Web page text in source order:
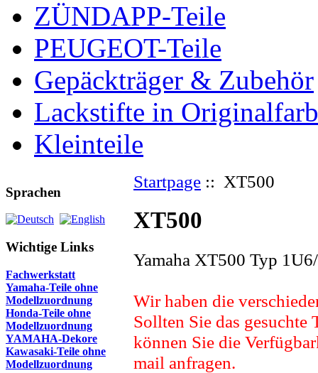
ZÜNDAPP-Teile
PEUGEOT-Teile
Gepäckträger & Zubehör
Lackstifte in
Kleinteile
Sprachen
Wichtige Links
Fachwerkstatt
Yamaha-Teile ohne
Modellzuordnung
Honda-Teile ohne
Modellzuordnung
YAMAHA-Dekore
Kawasaki-Teile ohne
Modellzuordnung
Startpage :: XT500
XT500
Yamaha XT500 Typ
Wir haben die
Sollten Sie das
können Sie die
mail anfragen.